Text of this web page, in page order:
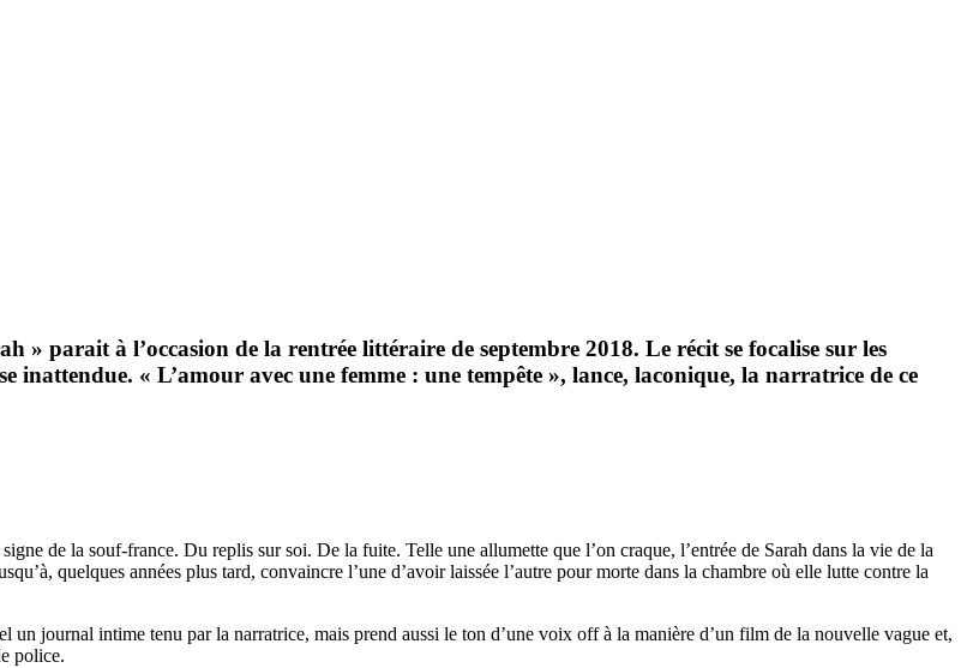
» parait à l’occasion de la rentrée littéraire de septembre 2018. Le récit se focalise sur les
« L’amour avec une femme : une tempête », lance, laconique, la narratrice de ce
de la souf-france. Du replis sur soi. De la fuite. Telle une allumette que l’on craque, l’entrée de Sarah dans la vie de la
quelques années plus tard, convaincre l’une d’avoir laissée l’autre pour morte dans la chambre où elle lutte contre la
un journal intime tenu par la narratrice, mais prend aussi le ton d’une voix off à la manière d’un film de la nouvelle vague et,
police.